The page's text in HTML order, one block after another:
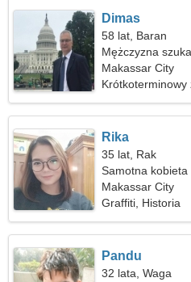
Dimas
58 lat, Baran
Mężczyzna
Makassar City
Krótkoterminowy
Rika
35 lat, Rak
Samotna kobieta
Makassar City
Graffiti, Historia
Pandu
32 lata, Waga